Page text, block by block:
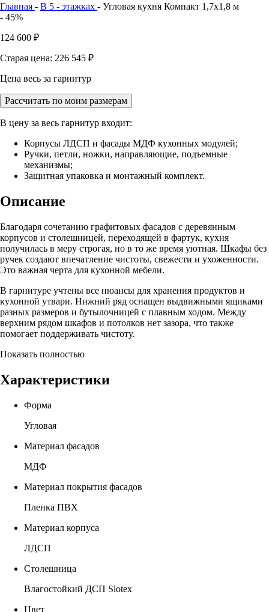
Главная - В 5 - этажках - Угловая кухня Компакт 1,7х1,8 м
- 45%
124 600 ₽
Старая цена: 226 545 ₽
Цена весь за гарнитур
Рассчитать по моим размерам
В цену за весь гарнитур входит:
Корпусы ЛДСП и фасады МДФ кухонных модулей;
Ручки, петли, ножки, направляющие, подъемные
механизмы;
Защитная упаковка и монтажный комплект.
Описание
Благодаря сочетанию графитовых фасадов с деревянным
корпусов и столешницей, переходящей в фартук, кухня
получилась в меру строгая, но в то же время уютная. Шкафы без
ручек создают впечатление чистоты, свежести и ухоженности.
Это важная черта для кухонной мебели.
В гарнитуре учтены все нюансы для хранения продуктов и
кухонной утвари. Нижний ряд оснащен выдвижными ящиками
разных размеров и бутылочницей с плавным ходом. Между
верхним рядом шкафов и потолков нет зазора, что также
помогает поддерживать чистоту.
Показать полностью
Характеристики
Форма
Угловая
Материал фасадов
МДФ
Материал покрытия фасадов
Пленка ПВХ
Материал корпуса
ЛДСП
Столешница
Влагостойкий ДСП Slotex
Цвет